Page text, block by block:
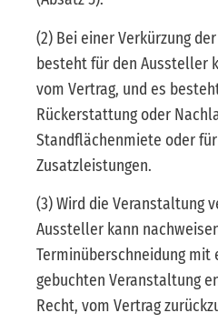
(2) Bei einer Verkürzung
besteht für den Aussteller
vom Vertrag, und es
Rückerstattung oder
Standflächenmiete oder
Zusatzleistungen.
(3) Wird die Veranstaltung
Aussteller kann
Terminüberschneidung mit
gebuchten Veranstaltung
Recht, vom Vertrag